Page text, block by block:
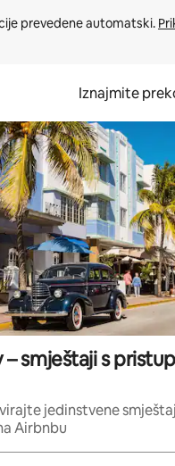
prevedene automatski.
Iznajmite
– smještaji s
jedinstvene
Airbnbu